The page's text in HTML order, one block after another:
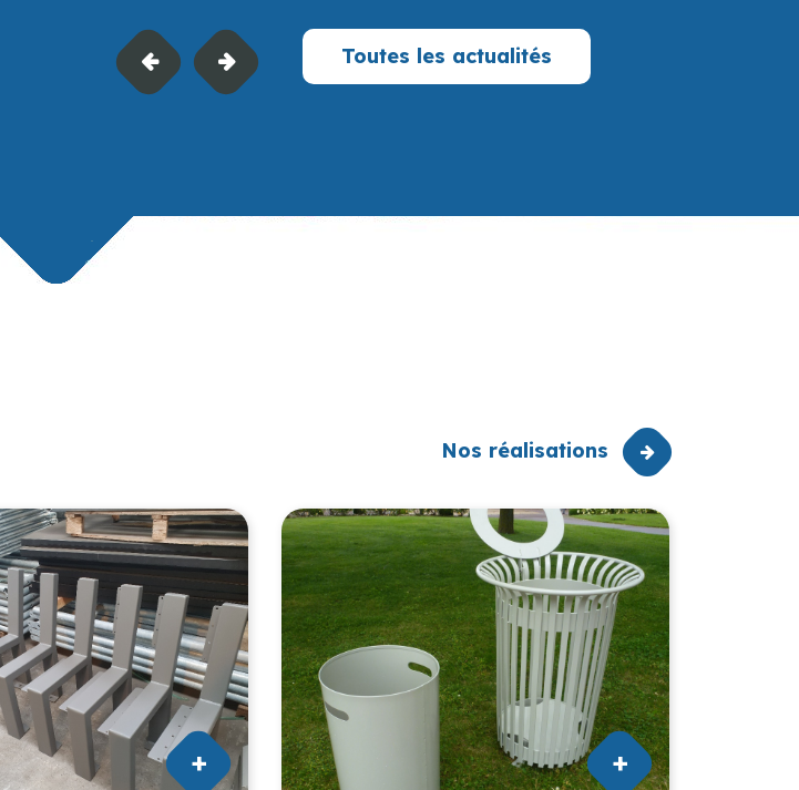
Toutes les actualités
Nos réalisations